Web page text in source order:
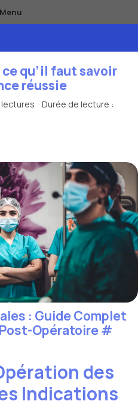
Menu
qu’il faut savoir
réussie
· Durée de lecture :
: Guide Complet
Opératoire#
des
Indications